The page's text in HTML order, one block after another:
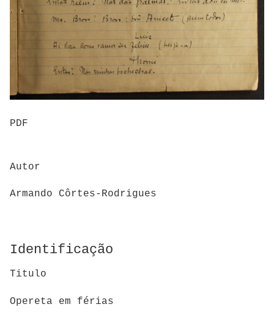
PDF
Autor
Armando Côrtes-Rodrigues
Identificação
Titulo
Opereta em férias